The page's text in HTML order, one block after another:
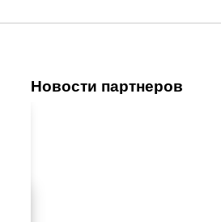
Новости партнеров